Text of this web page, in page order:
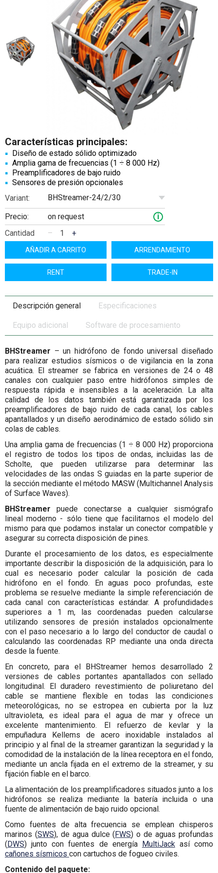
Características principales:
Diseño de estado sólido optimizado
Amplia gama de frecuencias (1 ÷ 8 000 Hz)
Preamplificadores de bajo ruido
Sensores de presión opcionales
Variant:
BHStreamer-24/2/30
Precio: on request
i
Cantidad
– +
AÑADIR A CARRITO ARRENDAMIENTO
RENT TRADE-IN
Descripción general Especificaciones
Equipo adicional Software de procesamiento
BHStreamer – un hidrófono de fondo universal diseñado
para realizar estudios sísmicos o de vigilancia en la zona
acuática. El streamer se fabrica en versiones de 24 o 48
canales con cualquier paso entre hidrófonos simples de
respuesta rápida e insensibles a la aceleración. La alta
calidad de los datos también está garantizada por los
preamplificadores de bajo ruido de cada canal, los cables
apantallados y un diseño aerodinámico de estado sólido sin
colas de cables.
Una amplia gama de frecuencias (1 ÷ 8 000 Hz) proporciona
el registro de todos los tipos de ondas, incluidas las de
Scholte, que pueden utilizarse para determinar las
velocidades de las ondas S guiadas en la parte superior de
la sección mediante el método MASW (Multichannel Analysis
of Surface Waves).
BHStreamer puede conectarse a cualquier sismógrafo
lineal moderno - sólo tiene que facilitarnos el modelo del
mismo para que podamos instalar un conector compatible y
asegurar su correcta disposición de pines.
Durante el procesamiento de los datos, es especialmente
importante describir la disposición de la adquisición, para lo
cual es necesario poder calcular la posición de cada
hidrófono en el fondo. En aguas poco profundas, este
problema se resuelve mediante la simple referenciación de
cada canal con características estándar. A profundidades
superiores a 1 m, las coordenadas pueden calcularse
utilizando sensores de presión instalados opcionalmente
con el paso necesario a lo largo del conductor de caudal o
calculando las coordenadas RP mediante una onda directa
desde la fuente.
En concreto, para el BHStreamer hemos desarrollado 2
versiones de cables portantes apantallados con sellado
longitudinal. El duradero revestimiento de poliuretano del
cable se mantiene flexible en todas las condiciones
meteorológicas, no se estropea en cubierta por la luz
ultravioleta, es ideal para el agua de mar y ofrece un
excelente mantenimiento. El refuerzo de kevlar y la
empuñadura Kellems de acero inoxidable instalados al
principio y al final de la streamer garantizan la seguridad y la
comodidad de la instalación de la línea receptora en el fondo,
mediante un ancla fijada en el extremo de la streamer, y su
fijación fiable en el barco.
La alimentación de los preamplificadores situados junto a los
hidrófonos se realiza mediante la batería incluida o una
fuente de alimentación de bajo ruido opcional.
Como fuentes de alta frecuencia se emplean chisperos
marinos (SWS), de agua dulce (FWS) o de aguas profundas
(DWS) junto con fuentes de energía MultiJackasí como
cañones sísmicos con cartuchos de fogueo civiles.
Contenido del paquete: